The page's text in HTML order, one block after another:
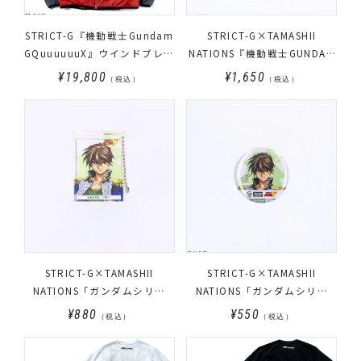
STRICT-G『機動戦士Gundam
GQuuuuuuX』ウインドブレー
カー RedGundam
¥19,800 （税込）
STRICT-G×TAMASHII
NATIONS『機動戦士GUNDAM
GQuuuuuuX』アマテ・ユズリ
¥1,650 （税込）
STRICT-G×TAMASHII
NATIONS「ガンダムシリー
ズ」アクリルキーホルダー(全
¥880 （税込）
STRICT-G×TAMASHII
NATIONS「ガンダムシリー
ズ」缶バッジ(全5種)(ランダム
¥550 （税込）